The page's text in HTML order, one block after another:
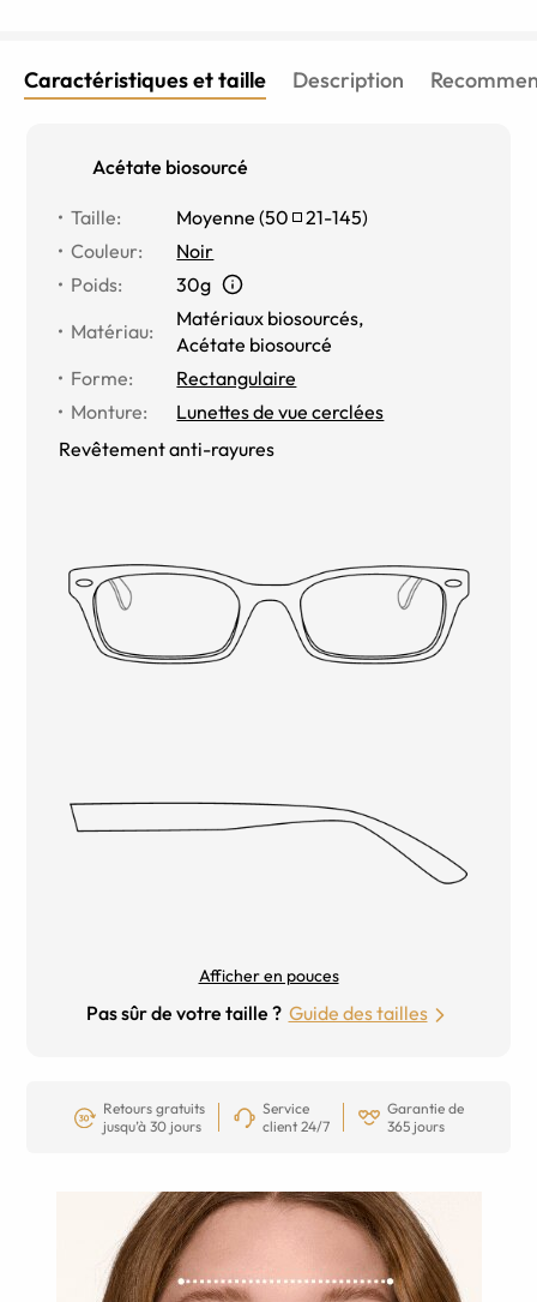
Caractéristiques et taille Description
Acétate biosourcé
Taille: Moyenne (50 21-145)
Couleur:
Noir
Poids:
30g
Matériau:
Matériaux biosourcés,
Acétate biosourcé
Forme:
Rectangulaire
Monture:
Lunettes de vue cerclées
Revêtement anti-rayures
Afficher en pouces
Pas sûr de votre taille ? Guide des tailles
Retours gratuits
jusqu’à 30 jours
Service
client 24/7
Garantie de
365 jours